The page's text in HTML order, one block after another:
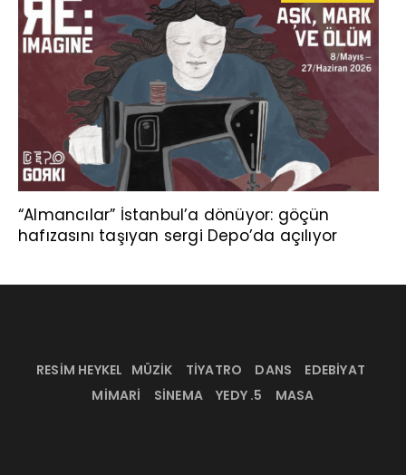
“Almancılar” İstanbul’a dönüyor: göçün
hafızasını taşıyan sergi Depo’da açılıyor
RESİM HEYKEL MÜZİK TİYATRO DANS
EDEBİYAT
MİMARİ
SİNEMA YEDY .5 MASA